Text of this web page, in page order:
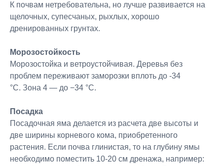
К почвам нетребовательна, но лучше развивается на
щелочных, супесчаных, рыхлых, хорошо
дренированных грунтах.
Морозостойкость
Морозостойка и ветроустойчивая. Деревья без
проблем переживают заморозки вплоть до -34
°C. Зона 4 — до −34 °C.
Посадка
Посадочная яма делается из расчета две высоты и
две ширины корневого кома, приобретенного
растения. Если почва глинистая, то на глубину ямы
необходимо поместить 10-20 см дренажа, например: